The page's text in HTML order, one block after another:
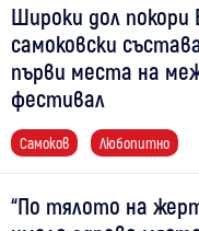
Широки дол покори
самоковски
първи места на
фестивал
Самоков Любопитно
“По тялото на